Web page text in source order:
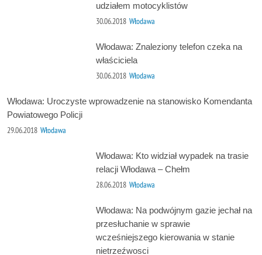
udziałem motocyklistów
30.06.2018 Włodawa
Włodawa: Znaleziony telefon czeka na
właściciela
30.06.2018 Włodawa
Włodawa: Uroczyste wprowadzenie na stanowisko Komendanta
Powiatowego Policji
29.06.2018 Włodawa
Włodawa: Kto widział wypadek na trasie
relacji Włodawa – Chełm
28.06.2018 Włodawa
Włodawa: Na podwójnym gazie jechał na
przesłuchanie w sprawie
wcześniejszego kierowania w stanie
nietrzeźwosci